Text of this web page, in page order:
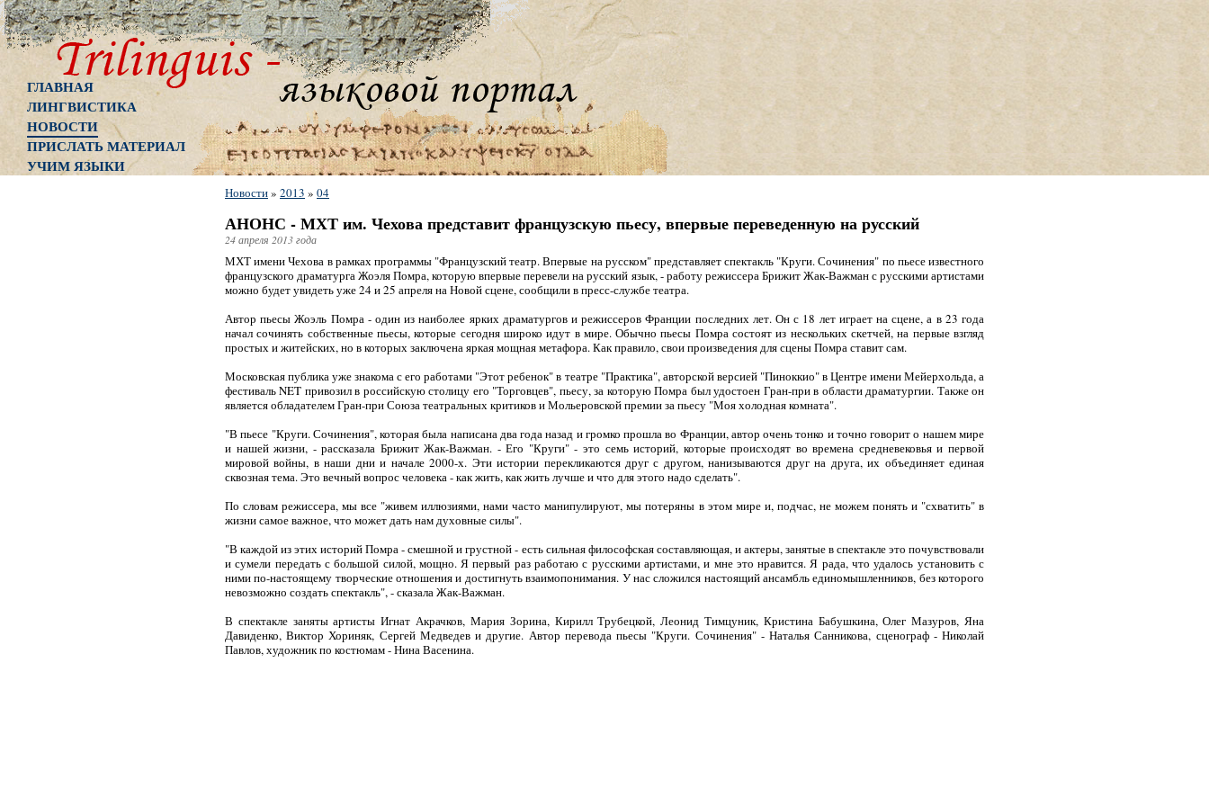
ГЛАВНАЯ
ЛИНГВИСТИКА
НОВОСТИ
ПРИСЛАТЬ МАТЕРИАЛ
УЧИМ ЯЗЫКИ
Новости» 2013 » 04
АНОНС - МХТ им. Чехова представит французскую пьесу, впервые переведенную на русский
24 апреля 2013 года
МХТ имени Чехова в рамках программы "Французский театр. Впервые на русском" представляет спектакль "Круги. Сочинения" по пьесе известного
французского драматурга Жоэля Помра, которую впервые перевели на русский язык, - работу режиссера Брижит Жак-Важман с русскими артистами
можно будет увидеть уже 24 и 25 апреля на Новой сцене, сообщили в пресс-службе театра.
Автор пьесы Жоэль Помра - один из наиболее ярких драматургов и режиссеров Франции последних лет. Он с 18 лет играет на сцене, а в 23 года
начал сочинять собственные пьесы, которые сегодня широко идут в мире. Обычно пьесы Помра состоят из нескольких скетчей, на первые взгляд
простых и житейских, но в которых заключена яркая мощная метафора. Как правило, свои произведения для сцены Помра ставит сам.
Московская публика уже знакома с его работами "Этот ребенок" в театре "Практика", авторской версией "Пиноккио" в Центре имени Мейерхольда, а
фестиваль NET привозил в российскую столицу его "Торговцев", пьесу, за которую Помра был удостоен Гран-при в области драматургии. Также он
является обладателем Гран-при Союза театральных критиков и Мольеровской премии за пьесу "Моя холодная комната".
"В пьесе "Круги. Сочинения", которая была написана два года назад и громко прошла во Франции, автор очень тонко и точно говорит о нашем мире
и нашей жизни, - рассказала Брижит Жак-Важман. - Его "Круги" - это семь историй, которые происходят во времена средневековья и первой
мировой войны, в наши дни и начале 2000-х. Эти истории перекликаются друг с другом, нанизываются друг на друга, их объединяет единая
сквозная тема. Это вечный вопрос человека - как жить, как жить лучше и что для этого надо сделать".
По словам режиссера, мы все "живем иллюзиями, нами часто манипулируют, мы потеряны в этом мире и, подчас, не можем понять и "схватить" в
жизни самое важное, что может дать нам духовные силы".
"В каждой из этих историй Помра - смешной и грустной - есть сильная философская составляющая, и актеры, занятые в спектакле это почувствовали
и сумели передать с большой силой, мощно. Я первый раз работаю с русскими артистами, и мне это нравится. Я рада, что удалось установить с
ними по-настоящему творческие отношения и достигнуть взаимопонимания. У нас сложился настоящий ансамбль единомышленников, без которого
невозможно создать спектакль", - сказала Жак-Важман.
В спектакле заняты артисты Игнат Акрачков, Мария Зорина, Кирилл Трубецкой, Леонид Тимцуник, Кристина Бабушкина, Олег Мазуров, Яна
Давиденко, Виктор Хориняк, Сергей Медведев и другие. Автор перевода пьесы "Круги. Сочинения" - Наталья Санникова, сценограф - Николай
Павлов, художник по костюмам - Нина Васенина.